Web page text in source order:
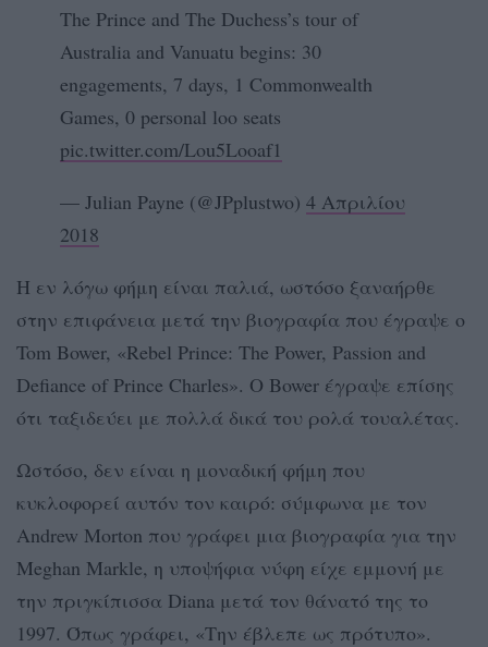
The Prince and The Duchess’s tour of
Australia and Vanuatu begins: 30
engagements, 7 days, 1 Commonwealth
Games, 0 personal loo seats
pic.twitter.com/Lou5Looaf1
— Julian Payne (@JPplustwo) 4 Απριλίου
2018
Η εν λόγω φήμη είναι παλιά, ωστόσο ξαναήρθε
στην επιφάνεια μετά την βιογραφία που έγραψε ο
Tom Bower, «Rebel Prince: The Power, Passion and
Defiance of Prince Charles». Ο Bower έγραψε επίσης
ότι ταξιδεύει με πολλά δικά του ρολά τουαλέτας.
Ωστόσο, δεν είναι η μοναδική φήμη που
κυκλοφορεί αυτόν τον καιρό: σύμφωνα με τον
Andrew Morton που γράφει μια βιογραφία για την
Meghan Markle, η υποψήφια νύφη είχε εμμονή με
την πριγκίπισσα Diana μετά τον θάνατό της το
1997. Όπως γράφει, «Την έβλεπε ως πρότυπο».